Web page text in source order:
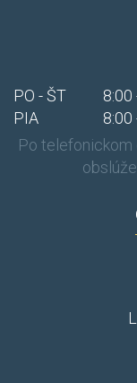
PO - ŠT 8:00
PIA
8:00
Po telefonickom